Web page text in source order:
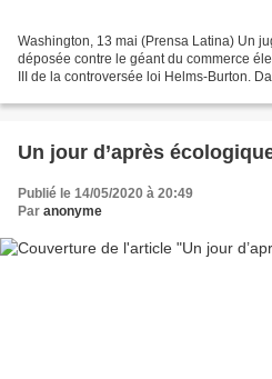
Washington, 13 mai (Prensa Latina) Un
déposée contre le géant du commerce
III de la controversée loi Helms-Burton.
Un jour d’après
Publié le 14/05/2020 à 20:49
Par anonyme